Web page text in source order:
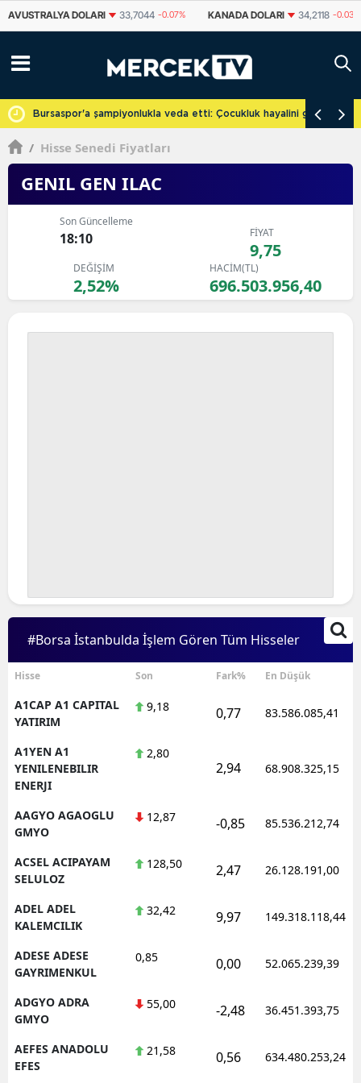
KANADA DOLARI 34,2118 -0.03% İSVIÇRE FRANKI 59,0151 -0.12%
Bursaspor'a şampiyonlukla veda etti: Çocukluk hayalini
/ Hisse Senedi Fiyatları
GENIL GEN ILAC
Son Güncelleme
18:10 FİYAT
9,75
DEĞİŞİM
2,52%
HACİM(TL)
696.503.956,40
#Borsa İstanbulda İşlem Gören Tüm Hisseler
Hisse Son Fark% En Düşük
A1CAP A1 CAPITAL
YATIRIM
9,18 0,77 83.586.085,41
A1YEN A1
YENILENEBILIR
ENERJI
2,80
2,94 68.908.325,15
AAGYO AGAOGLU
GMYO
12,87 -0,85 85.536.212,74
ACSEL ACIPAYAM
SELULOZ
128,50 2,47 26.128.191,00
ADEL ADEL
KALEMCILIK
32,42 9,97 149.318.118,44
ADESE ADESE
GAYRIMENKUL
0,85 0,00 52.065.239,39
ADGYO ADRA
GMYO
55,00 -2,48 36.451.393,75
AEFES ANADOLU
EFES
21,58 0,56 634.480.253,24